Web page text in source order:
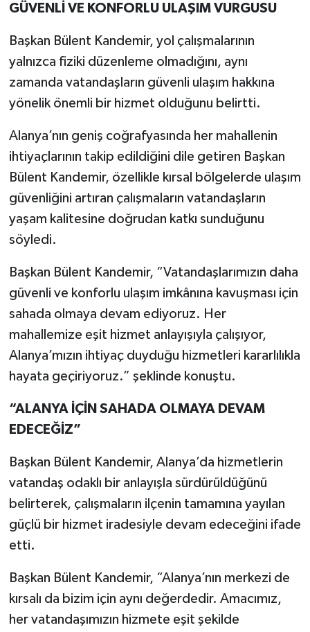
GÜVENLİ VE KONFORLU ULAŞIM VURGUSU
Başkan Bülent Kandemir, yol çalışmalarının
yalnızca fiziki düzenleme olmadığını, aynı
zamanda vatandaşların güvenli ulaşım hakkına
yönelik önemli bir hizmet olduğunu belirtti.
Alanya’nın geniş coğrafyasında her mahallenin
ihtiyaçlarının takip edildiğini dile getiren Başkan
Bülent Kandemir, özellikle kırsal bölgelerde ulaşım
güvenliğini artıran çalışmaların vatandaşların
yaşam kalitesine doğrudan katkı sunduğunu
söyledi.
Başkan Bülent Kandemir, “Vatandaşlarımızın daha
güvenli ve konforlu ulaşım imkânına kavuşması için
sahada olmaya devam ediyoruz. Her
mahallemize eşit hizmet anlayışıyla çalışıyor,
Alanya’mızın ihtiyaç duyduğu hizmetleri kararlılıkla
hayata geçiriyoruz.” şeklinde konuştu.
“ALANYA İÇİN SAHADA OLMAYA DEVAM
EDECEĞİZ”
Başkan Bülent Kandemir, Alanya’da hizmetlerin
vatandaş odaklı bir anlayışla sürdürüldüğünü
belirterek, çalışmaların ilçenin tamamına yayılan
güçlü bir hizmet iradesiyle devam edeceğini ifade
etti.
Başkan Bülent Kandemir, “Alanya’nın merkezi de
kırsalı da bizim için aynı değerdedir. Amacımız,
her vatandaşımızın hizmete eşit şekilde